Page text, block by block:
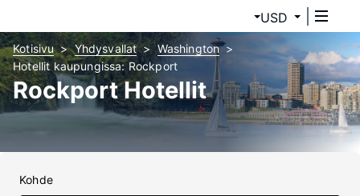
USD
Kotisivu Yhdysvallat
Washington
Hotellit kaupungissa: Rockport
Rockport Hotellit
Kohde